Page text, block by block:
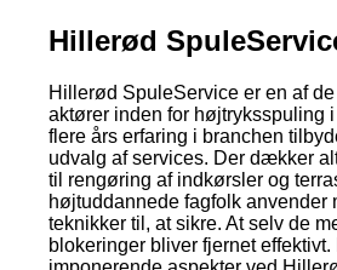
Hillerød
Hillerød SpuleService er en af
aktører inden for højtryksspuling i
flere års erfaring i branchen
udvalg af services. Der dækker
til rengøring af indkørsler og
højtuddannede fagfolk anvender
teknikker til, at sikre. At selv de
blokeringer bliver fjernet effektivt.